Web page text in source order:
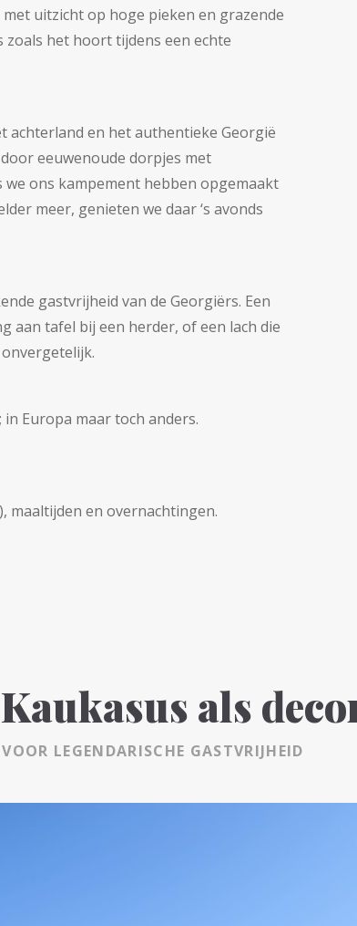
uitzicht op hoge pieken en grazende
het hoort tijdens een echte
achterland en het authentieke Georgië
eeuwenoude dorpjes met
ons kampement hebben opgemaakt
meer, genieten we daar ‘s avonds
gastvrijheid van de Georgiërs. Een
aan tafel bij een herder, of een lach die
Europa maar toch anders.
maaltijden en overnachtingen.
als
VOOR LEGENDARISCHE GASTVRIJHEID